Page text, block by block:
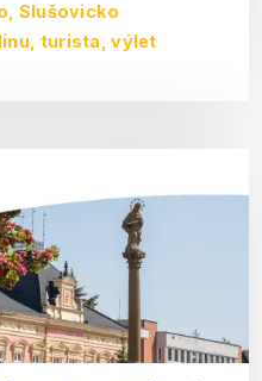
Slušovicko
turista ,výlet